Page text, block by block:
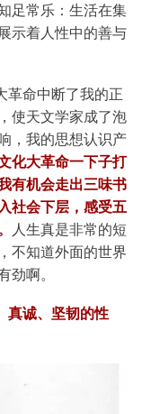
足常乐：生活在集
示着人性中的善与
革命中断了我的正
使天文学家成了泡
，我的思想认识产
化大革命一下子打
有机会走出三味书
社会下层，感受五
人生真是非常的短
不知道外面的世界
啊。
真诚、坚韧的性